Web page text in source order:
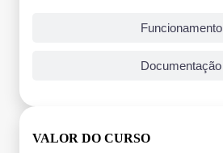
Funcionamento
Documentação
VALOR DO CURSO